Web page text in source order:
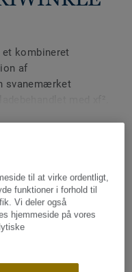
et kombineret
af
svanemærket
en sportshal eller
gulvbeskyttelse.
over
er behandlet med
for ekstrem
14904)
brug
sportsudøvere
til at virke ordentligt,
funktioner i forhold til
Vi deler også
hjemmeside på vores